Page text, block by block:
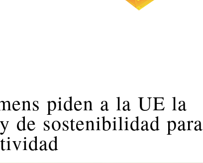
piden a la UE la
de sostenibilidad para